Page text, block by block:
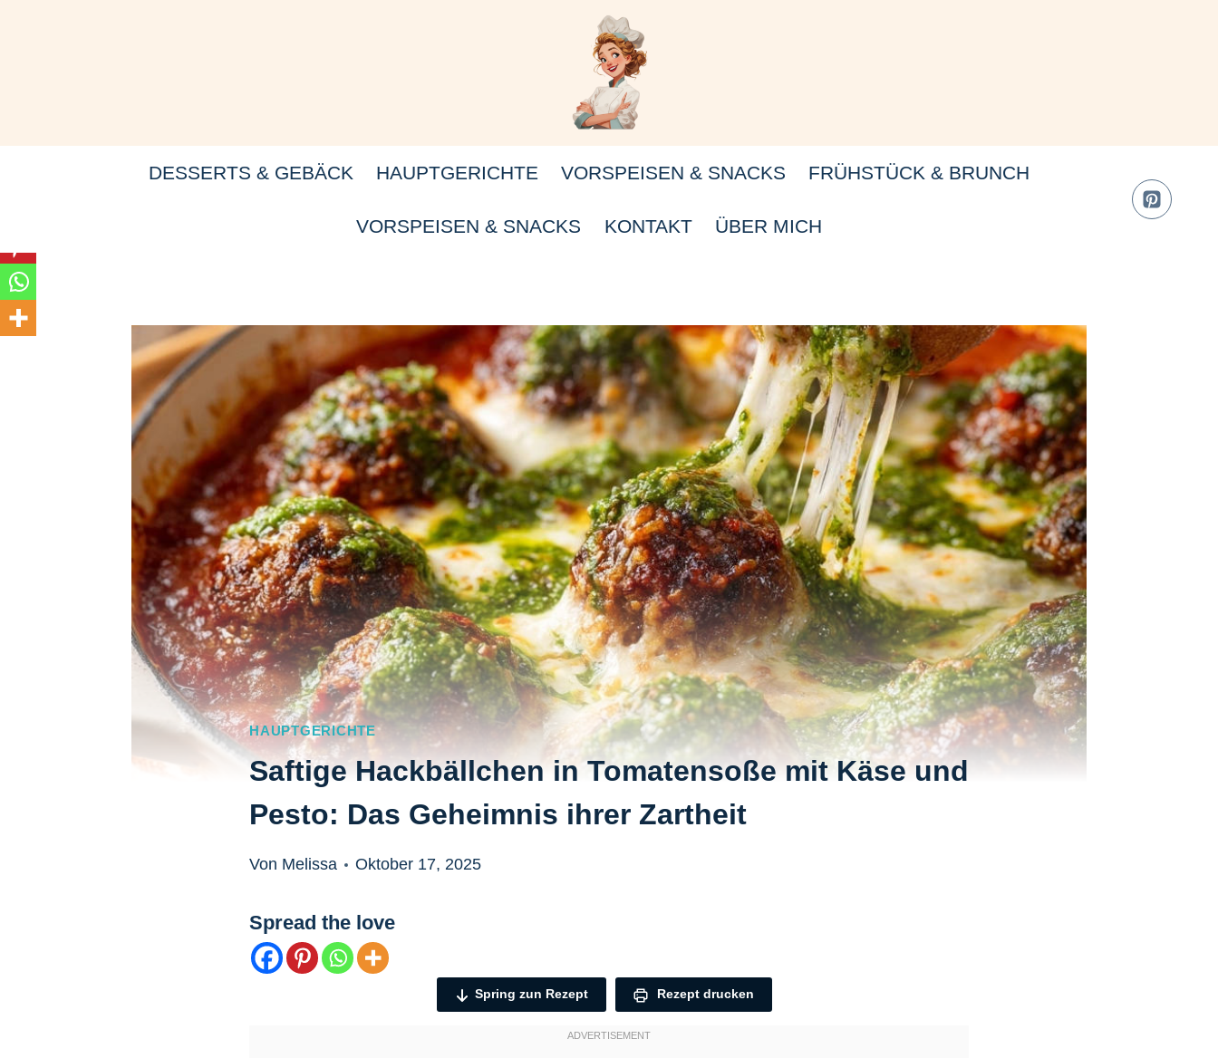
DESSERTS & GEBÄCK HAUPTGERICHTE VORSPEISEN & SNACKS FRÜHSTÜCK & BRUNCH
VORSPEISEN & SNACKS KONTAKT ÜBER MICH
HAUPTGERICHTE
Saftige Hackbällchen in Tomatensoße mit Käse und
Pesto: Das Geheimnis ihrer Zartheit
Von Melissa Oktober 17, 2025
Spread the love
Spring zun Rezept Rezept drucken